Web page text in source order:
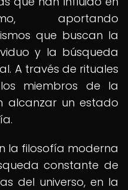
aportando
que buscan la
y la búsqueda
A través de rituales
miembros de la
alcanzar un estado
la filosofía moderna
constante de
del universo, en la